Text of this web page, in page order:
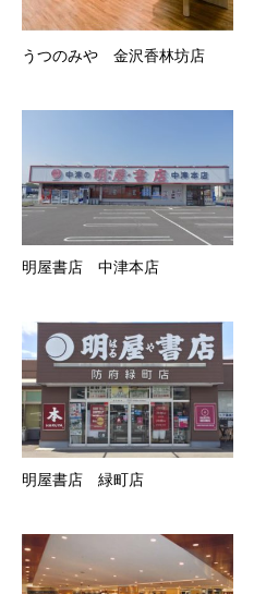
うつのみや 金沢香林坊店
明屋書店 中津本店
明屋書店 緑町店